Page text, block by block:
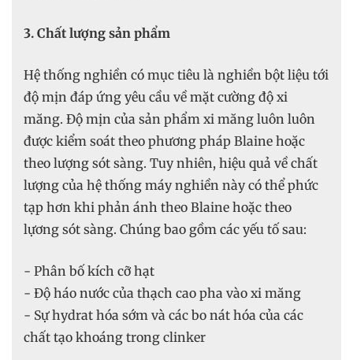
3. Chất lượng sản phẩm
Hệ thống nghiền có mục tiêu là nghiền bột liệu tới
độ mịn đáp ứng yêu cầu về mặt cường độ xi
măng. Độ mịn của sản phẩm xi măng luôn luôn
được kiểm soát theo phương pháp Blaine hoặc
theo lượng sót sàng. Tuy nhiên, hiệu quả về chất
lượng của hệ thống máy nghiền này có thể phức
tạp hơn khi phản ánh theo Blaine hoặc theo
lựơng sót sàng. Chúng bao gồm các yếu tố sau:
- Phân bố kích cỡ hạt
- Độ háo nước của thạch cao pha vào xi măng
- Sự hydrat hóa sớm và các bo nát hóa của các
chất tạo khoáng trong clinker